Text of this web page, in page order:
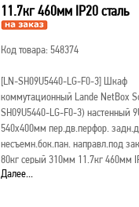
11.7кг 460мм IP20 сталь
Код товара: 548374
[LN-SH09U5440-LG-F0-3]Шкаф
коммутационный Lande NetBox
SH09U5440-LG-F0-3) настенный
540x400мм пер.дв.перфор.
несъемн.бок.пан. направл.под
80кг серый 310мм 11.7кг 460мм
Далее...